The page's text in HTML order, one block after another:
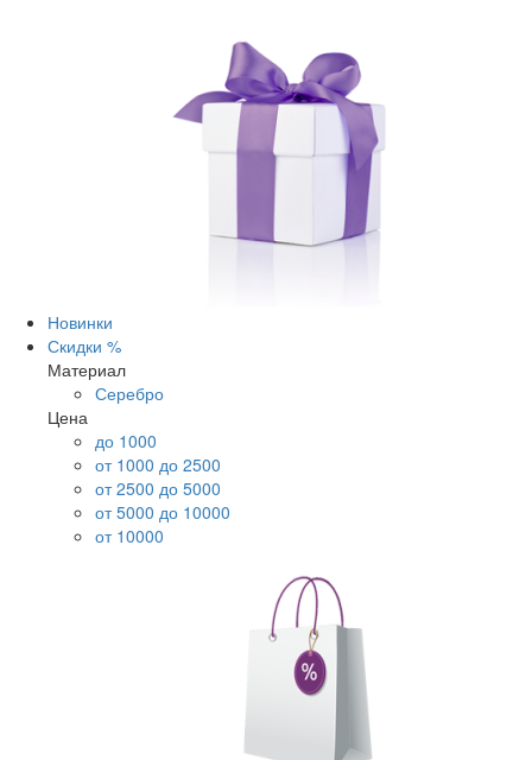
Новинки
Скидки %
Материал
Серебро
Цена
до 1000
от 1000 до 2500
от 2500 до 5000
от 5000 до 10000
от 10000